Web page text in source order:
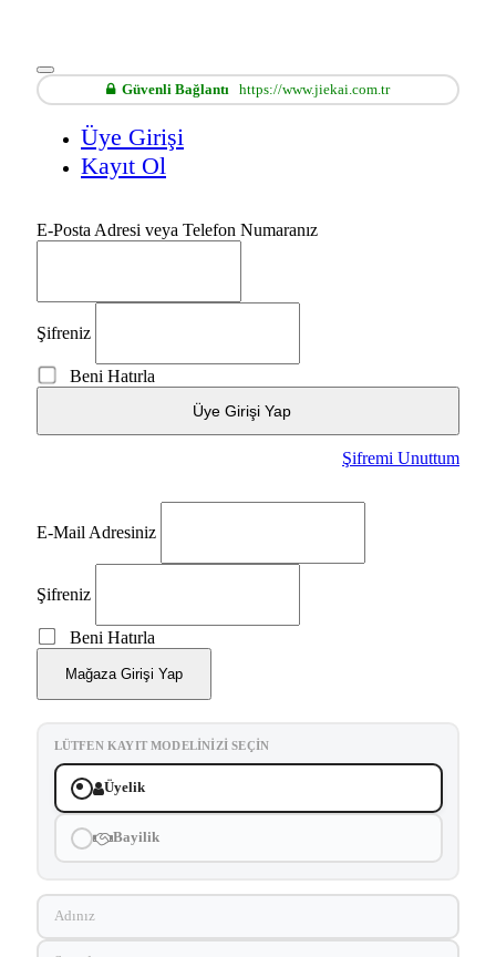
Güvenli Bağlantı https://www.jiekai.com.tr
Üye Girişi
Kayıt Ol
E-Posta Adresi veya Telefon Numaranız
Şifreniz
Beni Hatırla
Üye Girişi Yap
Şifremi Unuttum
E-Mail Adresiniz
Şifreniz
Beni Hatırla
Mağaza Girişi Yap
LÜTFEN KAYIT MODELINIZI SEÇIN
Üyelik
Bayilik